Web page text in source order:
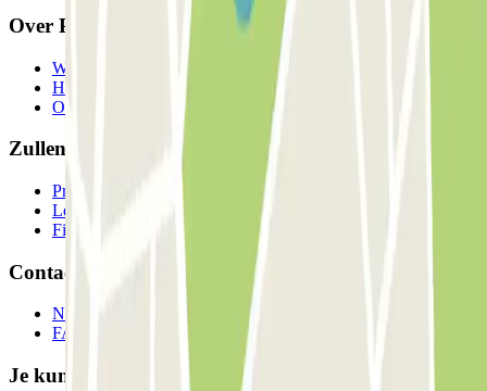
Over Parclick
Wie we zijn
Hoe het werkt
Onze parkeergarages
Zullen we samenwerken?
Professionals
Leverancier parkeren
Filialen
Contact
Neem contact met ons op
FAQ
Je kunt deze betaalmethoden gebruiken: